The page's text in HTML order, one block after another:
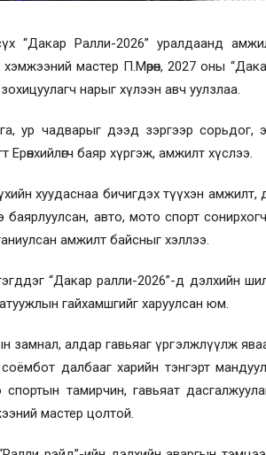
“Дакар Ралли-2026” уралдаанд
мастер П.Мөрөн, 2027 оны
зохицуулагч нарыг хүлээн авч уулзлаа.
ур чадварыг дээд зэргээр сорьдог,
баяр хүргэж, амжилт хүслээ.
хуудаснаа бичигдэх түүхэн амжилт,
баярлуулсан, авто, мото спорт
амжилт байсныг хэллээ.
“Дакар ралли-2026”-д дэлхийн
гайхамшгийг харуулсан юм.
замнал, алдар гавьяаг үргэлжлүүлж
соёмбот далбааг харийн тэнгэрт
тамирчин, гавьяат
мастер цолтой.